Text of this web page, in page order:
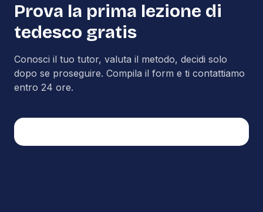
Prova la prima lezione di
tedesco gratis
Conosci il tuo tutor, valuta il metodo, decidi solo
dopo se proseguire. Compila il form e ti contattiamo
entro 24 ore.